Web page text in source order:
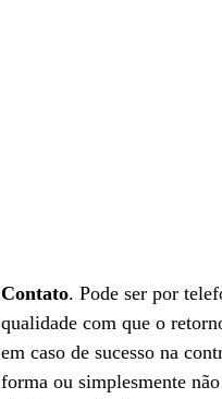
Contato. Pode ser por
qualidade com que o
em caso de sucesso na
forma ou simplesmente